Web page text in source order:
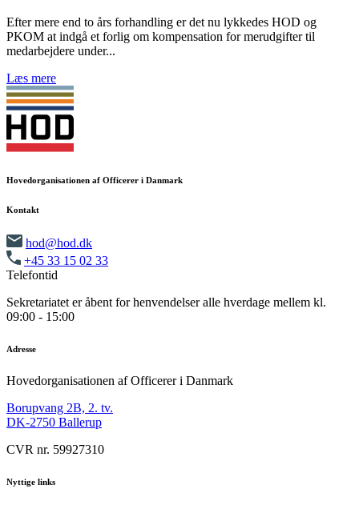
Efter mere end to års forhandling er det nu lykkedes HOD og
PKOM at indgå et forlig om kompensation for merudgifter til
medarbejdere under...
Læs mere
Hovedorganisationen af Officerer i Danmark
Kontakt
hod@hod.dk
+45 33 15 02 33
Telefontid
Sekretariatet er åbent for henvendelser alle hverdage mellem kl.
09:00 - 15:00
Adresse
Hovedorganisationen af Officerer i Danmark
Borupvang 2B, 2. tv.
DK-2750 Ballerup
CVR nr. 59927310
Nyttige links